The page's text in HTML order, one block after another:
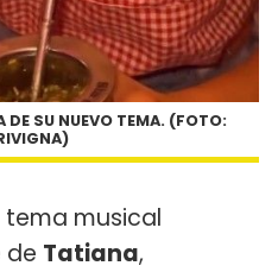
DE SU NUEVO TEMA. (FOTO:
musical
de Tatiana,